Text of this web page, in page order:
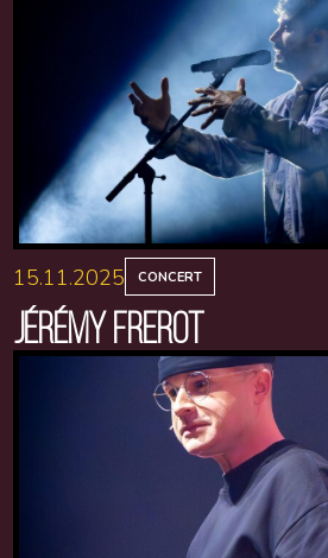
15.11.2025 CONCERT
JÉRÉMY FREROT